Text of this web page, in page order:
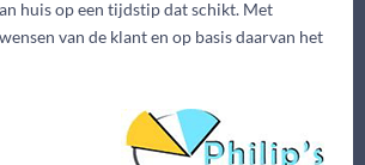
huis op een tijdstip dat schikt. Met
van de klant en op basis daarvan het